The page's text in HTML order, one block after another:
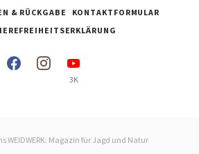
& RÜCKGABE
KONTAKTFORMULAR
3K
WEIDWERK: Magazin für Jagd und Natur